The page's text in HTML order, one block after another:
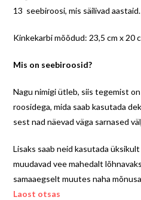
13 seebiroosi, mis säilivad aastaid.
Kinkekarbi mõõdud: 23,5 cm x 20
Mis on seebiroosid?
Nagu nimigi ütleb, siis tegemist
roosidega, mida saab kasutada
sest nad näevad väga sarnased
Lisaks saab neid kasutada
muudavad vee mahedalt
samaaegselt muutes naha
Laost otsas